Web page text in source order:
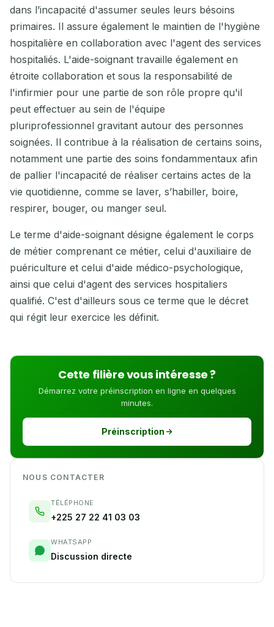
dans l’incapacité d'assumer seules leurs bésoins
primaires. Il assure également le maintien de l'hygiène
hospitalière en collaboration avec l'agent des services
hospitaliés. L'aide-soignant travaille également en
étroite collaboration et sous la responsabilité de
l'infirmier pour une partie de son rôle propre qu'il
peut effectuer au sein de l'équipe
pluriprofessionnel gravitant autour des personnes
soignées. Il contribue à la réalisation de certains soins,
notamment une partie des soins fondammentaux afin
de pallier l'incapacité de réaliser certains actes de la
vie quotidienne, comme se laver, s’habiller, boire,
respirer, bouger, ou manger seul.
Le terme d'aide-soignant désigne également le corps
de métier comprenant ce métier, celui d'auxiliaire de
puériculture et celui d'aide médico-psychologique,
ainsi que celui d'agent des services hospitaliers
qualifié. C'est d'ailleurs sous ce terme que le décret
qui régit leur exercice les définit.
Cette filière vous intéresse ?
Démarrez votre préinscription en ligne en quelques
minutes.
Préinscription
NOUS CONTACTER
TÉLÉPHONE
+225 27 22 41 03 03
WHATSAPP
Discussion directe